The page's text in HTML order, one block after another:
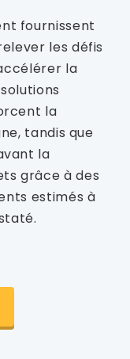
fournissent
les défis
la
la
tandis que
la
grâce à des
estimés à